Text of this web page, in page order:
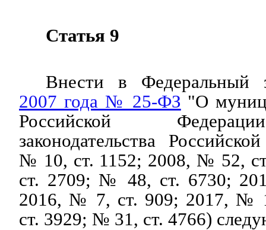
Статья 9
Внести в Федеральный
2007 года № 25-ФЗ "О
Российской
законодательства
№ 10, ст. 1152; 2008, № 52,
ст. 2709; № 48, ст. 6730;
2016, № 7, ст. 909; 2017, №
ст. 3929; № 31, ст. 4766)